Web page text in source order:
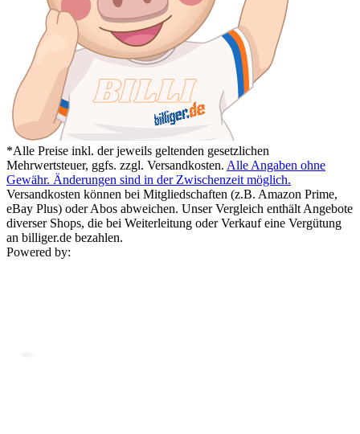
*Alle Preise inkl. der jeweils geltenden gesetzlichen
Mehrwertsteuer, ggfs. zzgl. Versandkosten. Alle Angaben ohne
Gewähr. Änderungen sind in der Zwischenzeit möglich.
Versandkosten können bei Mitgliedschaften (z.B. Amazon Prime,
eBay Plus) oder Abos abweichen. Unser Vergleich enthält Angebote
diverser Shops, die bei Weiterleitung oder Verkauf eine Vergütung
an billiger.de bezahlen.
Powered by: